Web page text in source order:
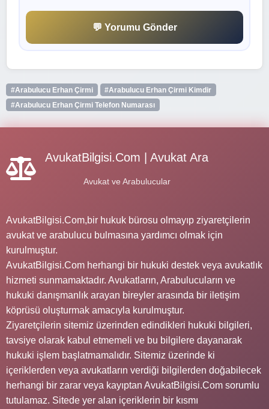
💬 Yorumu Gönder
#Arabulucu Erhan Çirmi
#Arabulucu Erhan Çirmi Kimdir
#Arabulucu Erhan Çirmi Telefon Numarası
AvukatBilgisi.Com | Avukat Ara
Avukat ve Arabulucular
AvukatBilgisi.Com,bir hukuk bürosu olmayıp ziyaretçilerin
avukat ve arabulucu bulmasına yardımcı olmak için
kurulmuştur.
AvukatBilgisi.Com herhangi bir hukuki destek veya avukatlık
hizmeti sunmamaktadır. Avukatların, Arabulucuların ve
hukuki danışmanlık arayan bireyler arasında bir iletişim
köprüsü oluşturmak amacıyla kurulmuştur.
Ziyaretçilerin sitemiz üzerinden edindikleri hukuki bilgileri,
tavsiye olarak kabul etmemeli ve bu bilgilere dayanarak
hukuki işlem başlatmamalıdır. Sitemiz üzerinde ki
içeriklerden veya avukatların verdiği bilgilerden doğabilecek
herhangi bir zarar veya kayıptan AvukatBilgisi.Com sorumlu
tutulamaz. Sitede yer alan içeriklerin bir kısmı